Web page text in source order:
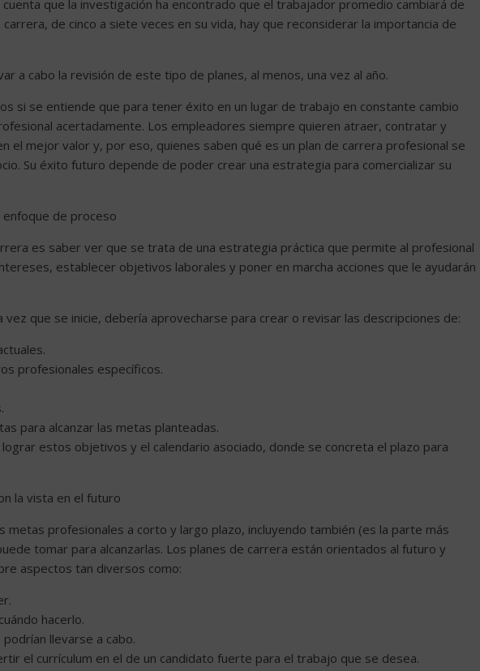
que la investigación ha encontrado que el trabajador promedio cambiará de
de cinco a siete veces en su vida, hay que reconsiderar la importancia de
a cabo la revisión de este tipo de planes, al menos, una vez al año.
si se entiende que para tener éxito en un lugar de trabajo en constante cambio
acertadamente. Los empleadores siempre quieren atraer, contratar y
el mejor valor y, por eso, quienes saben qué es un plan de carrera profesional se
Su éxito futuro depende de poder crear una estrategia para comercializar su
enfoque de proceso
es saber ver que se trata de una estrategia práctica que permite al profesional
establecer objetivos laborales y poner en marcha acciones que le ayudarán
vez que se inicie, debería aprovecharse para crear o revisar las descripciones de:
profesionales específicos.
para alcanzar las metas planteadas.
estos objetivos y el calendario asociado, donde se concreta el plazo para
la vista en el futuro
metas profesionales a corto y largo plazo, incluyendo también (es la parte más
tomar para alcanzarlas. Los planes de carrera están orientados al futuro y
aspectos tan diversos como:
hacerlo.
llevarse a cabo.
el currículum en el de un candidato fuerte para el trabajo que se desea.